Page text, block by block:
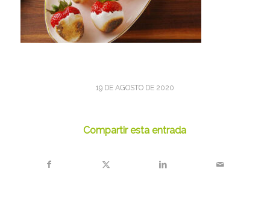
19 DE AGOSTO DE 2020
Compartir esta entrada